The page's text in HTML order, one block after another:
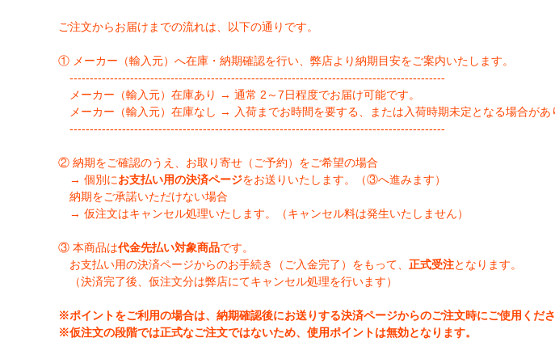
ご注文からお届けまでの流れは、以下の通りです。
① メーカー（輸入元）へ在庫・納期確認を行い、弊店より納期目安をご案内いたします。
---------------------------------------------------------------------------------------------
メーカー（輸入元）在庫あり → 通常 2～7日程度でお届け可能です。
メーカー（輸入元）在庫なし → 入荷までお時間を要する、または入荷時期未定となる場合があ
---------------------------------------------------------------------------------------------
② 納期をご確認のうえ、お取り寄せ（ご予約）をご希望の場合
→ 個別にお支払い用の決済ページをお送りいたします。（③へ進みます）
納期をご承諾いただけない場合
→ 仮注文はキャンセル処理いたします。（キャンセル料は発生いたしません）
③ 本商品は代金先払い対象商品です。
お支払い用の決済ページからのお手続き（ご入金完了）をもって、 正式受注となります。
（決済完了後、仮注文分は弊店にてキャンセル処理を行います）
※ポイントをご利用の場合は、納期確認後にお送りする決済ページからのご注文時にご使用くださ
※仮注文の段階では正式なご注文ではないため、使用ポイントは無効となります。